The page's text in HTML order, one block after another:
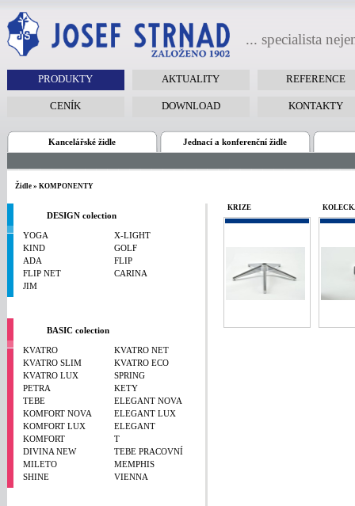
... specialista
PRODUKTY AKTUALITY REFERENCE
CENÍK DOWNLOAD KONTAKTY
Kancelářské židle Jednací a konferenční židle
Židle » KOMPONENTY
DESIGN colection
YOGA
X-LIGHT
KIND
GOLF
ADA
FLIP
FLIP NET
CARINA
JIM
BASIC colection
KVATRO
KVATRO NET
KVATRO SLIM
KVATRO ECO
KVATRO LUX
SPRING
PETRA
KETY
TEBE
ELEGANT NOVA
KOMFORT NOVA
ELEGANT LUX
KOMFORT LUX
ELEGANT
KOMFORT
T
DIVINA NEW
TEBE PRACOVNÍ
MILETO
MEMPHIS
SHINE
VIENNA
KŘÍŽE